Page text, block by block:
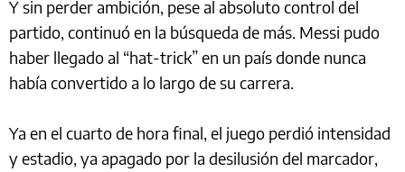
Y sin perder ambición, pese al absoluto control del
partido, continuó en la búsqueda de más. Messi pudo
haber llegado al “hat-trick” en un país donde nunca
había convertido a lo largo de su carrera.
Ya en el cuarto de hora final, el juego perdió intensidad
y estadio, ya apagado por la desilusión del marcador,